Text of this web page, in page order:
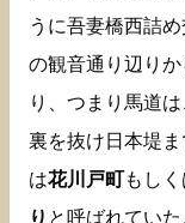
うに吾妻橋西詰
の観音通り辺り
り、つまり馬道
裏を抜け日本堤ま
は花川戸町もしく
り と呼ばれていた